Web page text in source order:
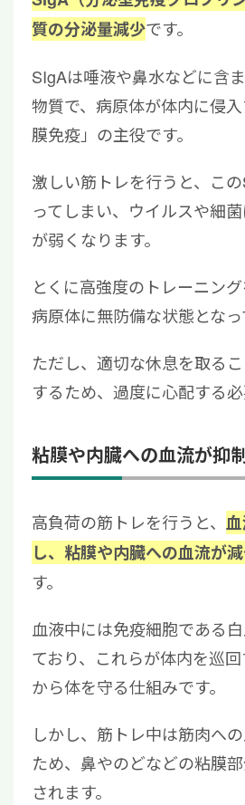
質の分泌量減少です。
SIgAは唾液や鼻水などに含
物質で、病原体が体内に侵
膜免疫」の主役です。
激しい筋トレを行うと、こ
ってしまい、ウイルスや細
が弱くなります。
とくに高強度のトレーニング
病原体に無防備な状態となっ
ただし、適切な休息を取る
するため、過度に心配する必
粘膜や内臓への血流が抑
高負荷の筋トレを行うと、
し、粘膜や内臓への血流が
す。
血液中には免疫細胞である
ており、これらが体内を巡
から体を守る仕組みです。
しかし、筋トレ中は筋肉へ
ため、鼻やのどなどの粘膜
されます。